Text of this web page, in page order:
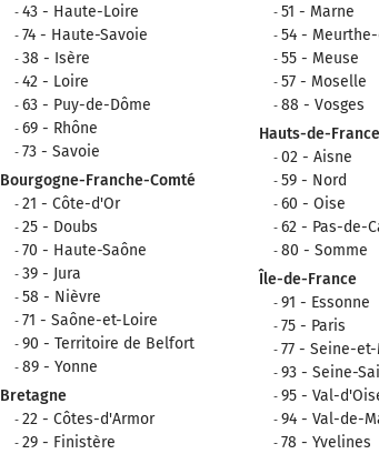
43 - Haute-Loire
74 - Haute-Savoie
38 - Isère
42 - Loire
63 - Puy-de-Dôme
69 - Rhône
73 - Savoie
Bourgogne-Franche-Comté
21 - Côte-d'Or
25 - Doubs
70 - Haute-Saône
39 - Jura
58 - Nièvre
71 - Saône-et-Loire
90 - Territoire de Belfort
89 - Yonne
Bretagne
22 - Côtes-d'Armor
29 - Finistère
51 - Marne
54 -
55 - Meuse
57 - Moselle
88 - Vosges
Hauts-de-France
02 - Aisne
59 - Nord
60 - Oise
62 - Pas-de-
80 - Somme
Île-de-France
91 - Essonne
75 - Paris
77 - Seine-
93 - Seine-
95 - Val-
94 - Val-de-
78 - Yvelines